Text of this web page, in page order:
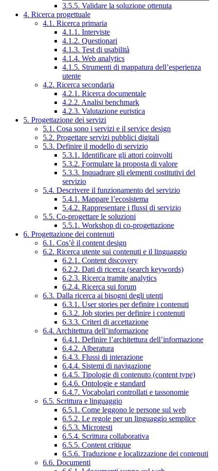
3.5.5. Validare la soluzione ottenuta
4. Ricerca progettuale
4.1. Ricerca primaria
4.1.1. Interviste
4.1.2. Questionari
4.1.3. Test di usabilità
4.1.4. Web analytics
4.1.5. Strumenti di mappatura dell’esperienza
utente
4.2. Ricerca secondaria
4.2.1. Ricerca documentale
4.2.2. Analisi benchmark
4.2.3. Valutazione euristica
5. Progettazione dei servizi
5.1. Cosa sono i servizi e il service design
5.2. Progettare servizi pubblici digitali
5.3. Definire il modello di servizio
5.3.1. Identificare gli attori coinvolti
5.3.2. Formulare la proposta di valore
5.3.3. Inquadrare gli elementi costitutivi del
servizio
5.4. Descrivere il funzionamento del servizio
5.4.1. Mappare l’ecosistema
5.4.2. Rappresentare i flussi di servizio
5.5. Co-progettare le soluzioni
5.5.1. Workshop di co-progettazione
6. Progettazione dei contenuti
6.1. Cos’è il content design
6.2. Ricerca utente sui contenuti e il linguaggio
6.2.1. Content discovery
6.2.2. Dati di ricerca (search keywords)
6.2.3. Ricerca tramite analytics
6.2.4. Ricerca sui forum
6.3. Dalla ricerca ai bisogni degli utenti
6.3.1. User stories per definire i contenuti
6.3.2. Job stories per definire i contenuti
6.3.3. Criteri di accettazione
6.4. Architettura dell’informazione
6.4.1. Definire l’architettura dell’informazione
6.4.2. Alberatura
6.4.3. Flussi di interazione
6.4.4. Sistemi di navigazione
6.4.5. Tipologie di contenuto (content type)
6.4.6. Ontologie e standard
6.4.7. Vocabolari controllati e tassonomie
6.5. Scrittura e linguaggio
6.5.1. Come leggono le persone sul web
6.5.2. Le regole per un linguaggio semplice
6.5.3. Microtesti
6.5.4. Scrittura collaborativa
6.5.5. Content critique
6.5.6. Traduzione e localizzazione dei contenuti
6.6. Documenti